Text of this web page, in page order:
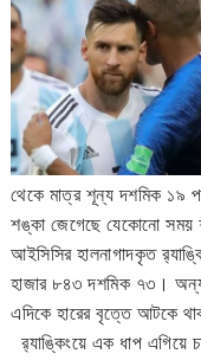
থেকে মাত্র শূন্য দশমিক ১৯
শঙ্কা জেগেছে যেকোনো সময়
আইসিসির হালনাগাদকৃত
হাজার ৮৪৩ দশমিক ৭৩।
এদিকে হারের বৃত্তে আটকে
র‍্যাঙ্কিংয়ে এক ধাপ এগিয়ে